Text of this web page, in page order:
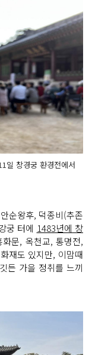
복
사
기
게
변
경
하
게
변
경
하
일 창경궁 환경전에서
순왕후, 덕종비(추존
궁 터에 1483년에 창
문, 옥천교, 통명전,
재도 있지만, 이맘때
든 가을 정취를 느끼